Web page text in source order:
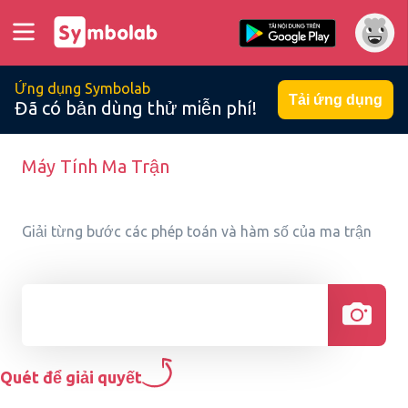
Ứng dụng Symbolab
Đã có bản dùng thử miễn phí! Tải ứng dụng
Máy Tính Ma Trận
Giải từng bước các phép toán và hàm số của ma trận
Quét để giải quyết